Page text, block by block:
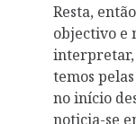
Resta,
objectivo e
interpretar,
temos
no início
noticia-se